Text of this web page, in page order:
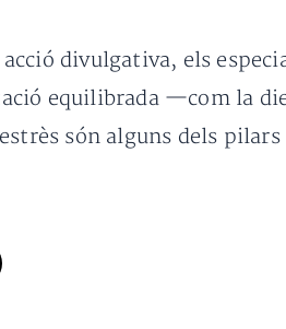
acció divulgativa, els
equilibrada —com la
són alguns dels